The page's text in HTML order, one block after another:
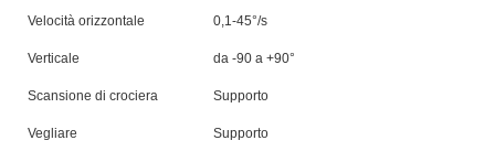
Velocità orizzontale 0,1-45°/s
Verticale da -90 a +90°
Scansione di crociera Supporto
Vegliare Supporto